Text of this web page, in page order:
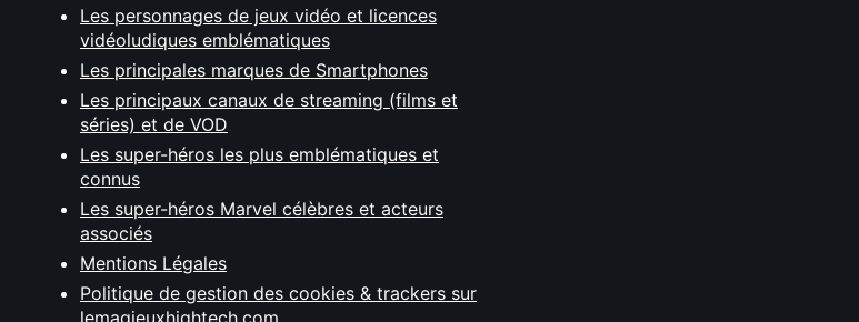
Les personnages de jeux vidéo et licences
vidéoludiques emblématiques
Les principales marques de Smartphones
Les principaux canaux de streaming (films et
séries) et de VOD
Les super-héros les plus emblématiques et
connus
Les super-héros Marvel célèbres et acteurs
associés
Mentions Légales
Politique de gestion des cookies & trackers sur
lemagjeuxhightech.com